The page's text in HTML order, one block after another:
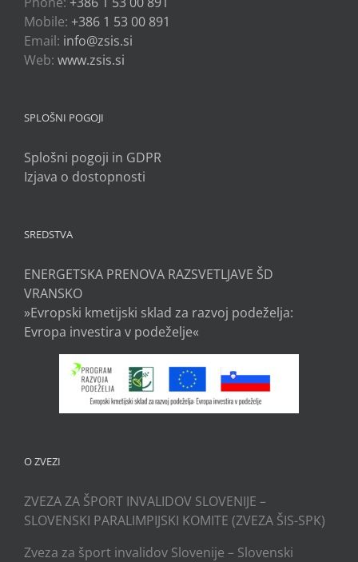
Mobile: +386 1 53 00 891
Email: info@zsis.si
Web: www.zsis.si
SPLOŠNI POGOJI
Splošni pogoji in GDPR
Izjava o dostopnosti
SREDSTVA
ENERGETSKA PRENOVA RAZSVETLJAVE ŠD
VRANSKO
»Evropski kmetijski sklad za razvoj podeželja:
Evropa investira v podeželje«
O ZVEZI
ZVEZA ZA ŠPORT INVALIDOV SLOVENIJE –
SLOVENSKI PARALIMPIJSKI KOMITE (ZVEZA ŠIS-SPK)
Zveza za šport invalidov Slovenije – Slovenski